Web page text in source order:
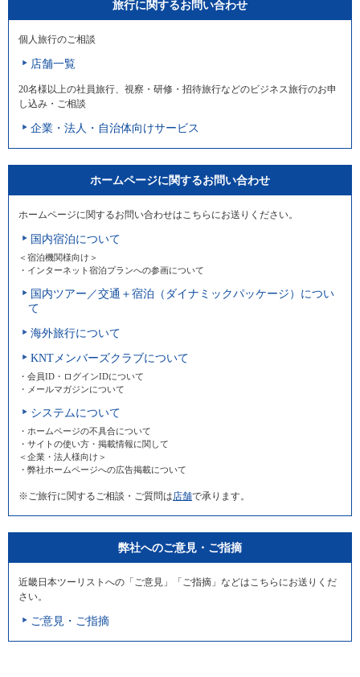
旅行に関するお問い合わせ
個人旅行のご相談
店舗一覧
20名様以上の社員旅行、視察・研修・招待旅行などのビジネス旅行のお申
し込み・ご相談
企業・法人・自治体向けサービス
ホームページに関するお問い合わせ
ホームページに関するお問い合わせはこちらにお送りください。
国内宿泊について
＜宿泊機関様向け＞
・インターネット宿泊プランへの参画について
国内ツアー／交通＋宿泊（ダイナミックパッケージ）につい
て
海外旅行について
KNTメンバーズクラブについて
・会員ID・ログインIDについて
・メールマガジンについて
システムについて
・ホームページの不具合について
・サイトの使い方・掲載情報に関して
＜企業・法人様向け＞
・弊社ホームページへの広告掲載について
※ご旅行に関するご相談・ご質問は 店舗で承ります。
弊社へのご意見・ご指摘
近畿日本ツーリストへの「ご意見」「ご指摘」などはこちらにお送りくだ
さい。
ご意見・ご指摘